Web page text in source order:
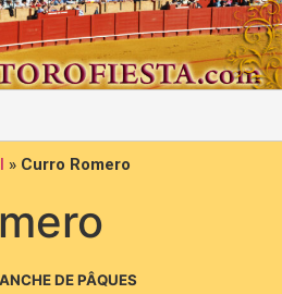
» Curro Romero
DE PÂQUES